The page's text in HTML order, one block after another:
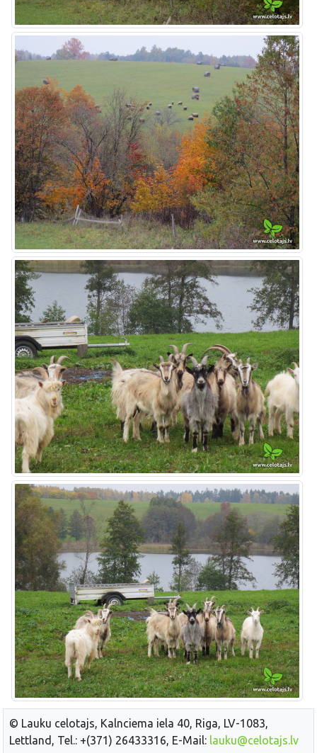
© Lauku celotajs, Kalnciema iela 40, Riga, LV-1083,
Lettland, Tel.: +(371) 26433316, E-Mail: lauku@celotajs.lv